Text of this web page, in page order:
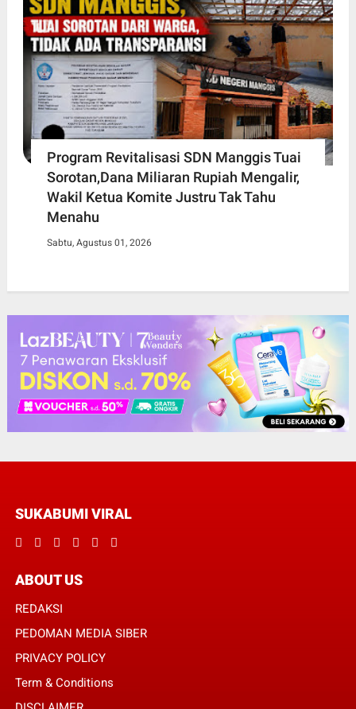
Program Revitalisasi SDN Manggis Tuai
Sorotan,Dana Miliaran Rupiah Mengalir,
Wakil Ketua Komite Justru Tak Tahu
Menahu
Sabtu, Agustus 01, 2026
SUKABUMI VIRAL
ABOUT US
REDAKSI
PEDOMAN MEDIA SIBER
PRIVACY POLICY
Term & Conditions